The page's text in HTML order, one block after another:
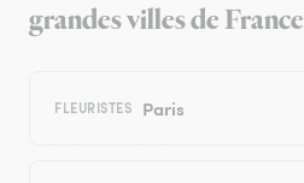
grandes villes de France
FLEURISTES Paris